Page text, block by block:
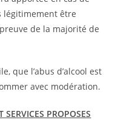
légitimement être
de la majorité de
que l’abus d’alcool est
avec modération.
SERVICES PROPOSES